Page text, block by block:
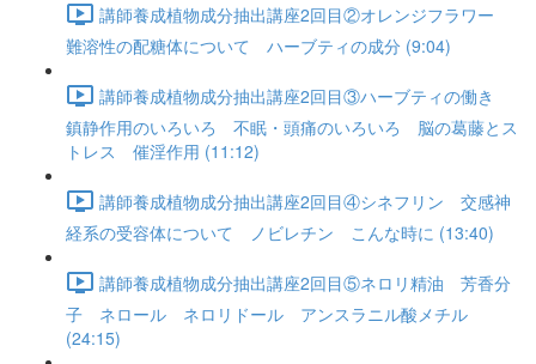
講師養成植物成分抽出講座2回目②オレンジフラワー
難溶性の配糖体について ハーブティの成分 (9:04)
講師養成植物成分抽出講座2回目③ハーブティの働き
鎮静作用のいろいろ 不眠・頭痛のいろいろ 脳の葛藤とス
トレス 催淫作用 (11:12)
講師養成植物成分抽出講座2回目④シネフリン 交感神
経系の受容体について ノビレチン こんな時に (13:40)
講師養成植物成分抽出講座2回目⑤ネロリ精油 芳香分
子 ネロール ネロリドール アンスラニル酸メチル
(24:15)